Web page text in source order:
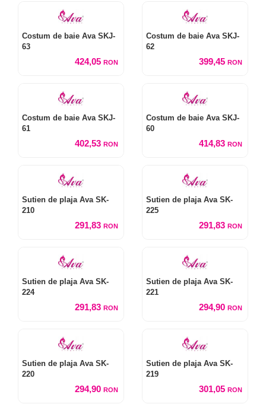
Costum de baie Ava SKJ-
63
424,05 RON
Costum de baie Ava SKJ-
62
399,45 RON
Costum de baie Ava SKJ-
61
402,53 RON
Costum de baie Ava SKJ-
60
414,83 RON
Sutien de plaja Ava SK-
210
291,83 RON
Sutien de plaja Ava SK-
225
291,83 RON
Sutien de plaja Ava SK-
224
291,83 RON
Sutien de plaja Ava SK-
221
294,90 RON
Sutien de plaja Ava SK-
220
294,90 RON
Sutien de plaja Ava SK-
219
301,05 RON